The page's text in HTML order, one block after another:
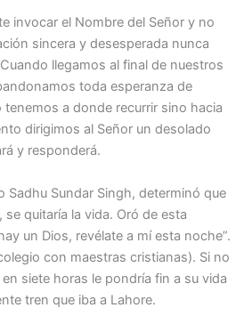
invocar el Nombre del Señor y no
sincera y desesperada nunca
llegamos al final de nuestros
toda esperanza de
a donde recurrir sino hacia
dirigimos al Señor un desolado
y responderá.
Sadhu Sundar Singh, determinó que
quitaría la vida. Oró de esta
un Dios, revélate a mí esta noche”.
con maestras cristianas). Si no
siete horas le pondría fin a su vida
tren que iba a Lahore.